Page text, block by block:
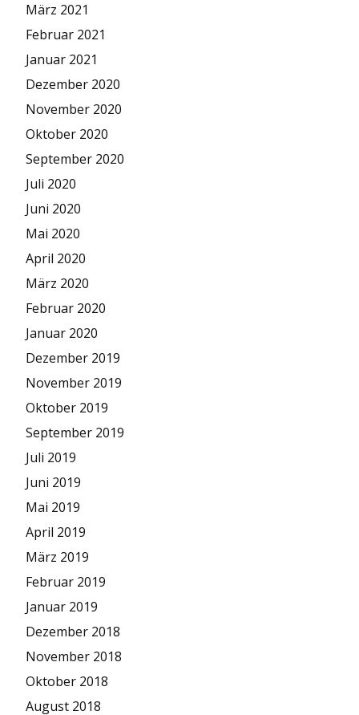
März 2021
Februar 2021
Januar 2021
Dezember 2020
November 2020
Oktober 2020
September 2020
Juli 2020
Juni 2020
Mai 2020
April 2020
März 2020
Februar 2020
Januar 2020
Dezember 2019
November 2019
Oktober 2019
September 2019
Juli 2019
Juni 2019
Mai 2019
April 2019
März 2019
Februar 2019
Januar 2019
Dezember 2018
November 2018
Oktober 2018
August 2018